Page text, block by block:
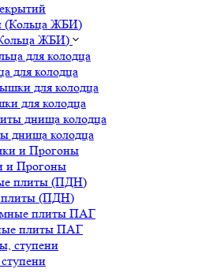
ЖБИ)
для колодца
для колодца
днища колодца
и Прогоны
(ПДН)
плиты ПАГ